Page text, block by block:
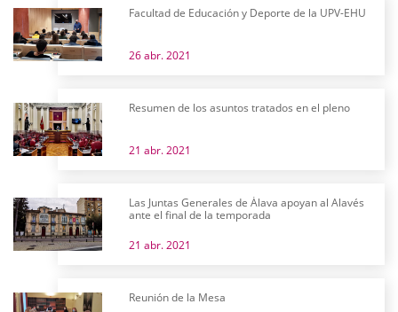
Facultad de Educación y Deporte de la UPV-EHU
26 abr. 2021
Resumen de los asuntos tratados en el pleno
21 abr. 2021
Las Juntas Generales de Álava apoyan al Alavés
ante el final de la temporada
21 abr. 2021
Reunión de la Mesa